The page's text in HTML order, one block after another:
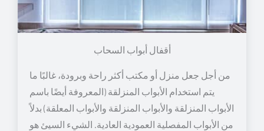
أقفال أبواب السحاب
من أجل جعل منزل أو مكتب أكثر راحة وبرودة، غالبًا ما
يتم استخدام الأبواب المنزلقة (المعروفة أيضًا باسم
الأبواب المنزلقة والأبواب المنزلقة والأبواب المعلقة) بدلاً
من الأبواب المفصلية العمودية العادية. الشيء السيئ هو